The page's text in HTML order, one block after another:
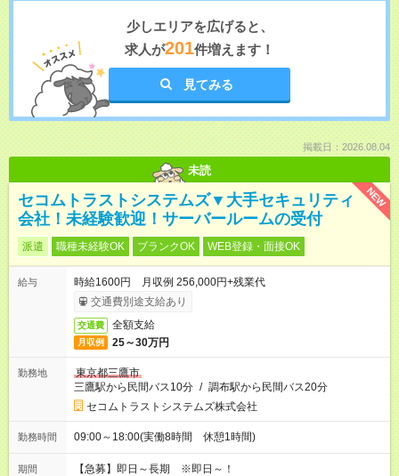
少しエリアを広げると、
求人が201件増えます！
見てみる
掲載日：2026.08.04
未読
NEW
セコムトラストシステムズ▼大手セキュリティ
会社！未経験歓迎！サーバールームの受付
派遣 職種未経験OK ブランクOK WEB登録・面接OK
給与
時給1600円 月収例 256,000円+残業代
交通費別途支給あり
交通費 全額支給
月収例 25～30万円
勤務地
東京都三鷹市
三鷹駅から民間バス10分 / 調布駅から民間バス20分
セコムトラストシステムズ株式会社
勤務時間 09:00～18:00(実働8時間 休憩1時間)
期間 【急募】即日～長期 ※即日～！